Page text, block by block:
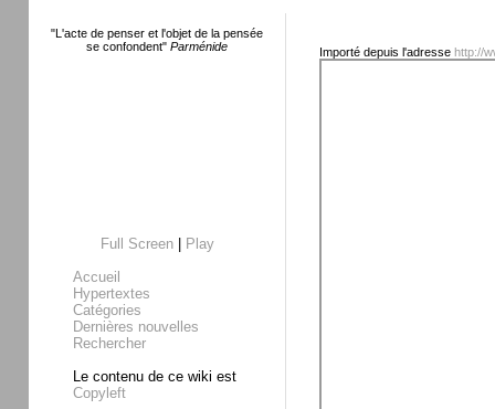
"L'acte de penser et l'objet de la pensée
se confondent" Parménide
Full Screen|
Play
Accueil
Hypertextes
Catégories
Dernières nouvelles
Rechercher
Le contenu de ce wiki est
Copyleft
Importé depuis l'adresse http://